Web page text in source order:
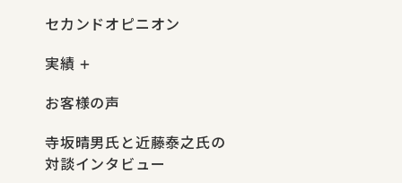
セカンドオピニオン
実績
お客様の声
寺坂晴男氏と近藤泰之氏の
対談インタビュー